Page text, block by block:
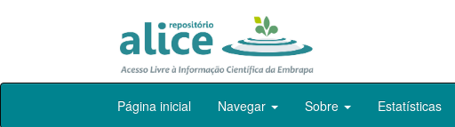
Skip
Página inicial Navegar Sobre Estatísticas